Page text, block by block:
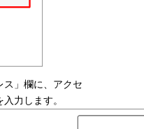
ス」欄に、アクセ
力します。